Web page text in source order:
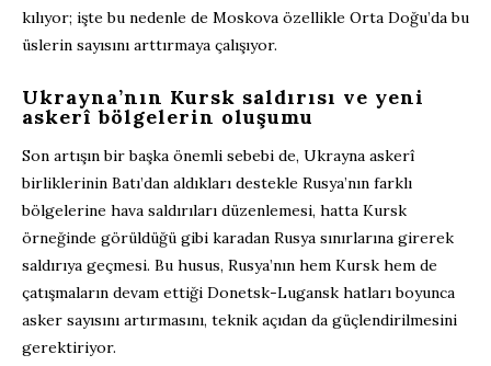
kılıyor; işte bu nedenle de Moskova özellikle Orta Doğu’da bu
üslerin sayısını arttırmaya çalışıyor.
Ukrayna’nın Kursk saldırısı ve yeni
askerî bölgelerin oluşumu
Son artışın bir başka önemli sebebi de, Ukrayna askerî
birliklerinin Batı’dan aldıkları destekle Rusya’nın farklı
bölgelerine hava saldırıları düzenlemesi, hatta Kursk
örneğinde görüldüğü gibi karadan Rusya sınırlarına girerek
saldırıya geçmesi. Bu husus, Rusya’nın hem Kursk hem de
çatışmaların devam ettiği Donetsk-Lugansk hatları boyunca
asker sayısını artırmasını, teknik açıdan da güçlendirilmesini
gerektiriyor.